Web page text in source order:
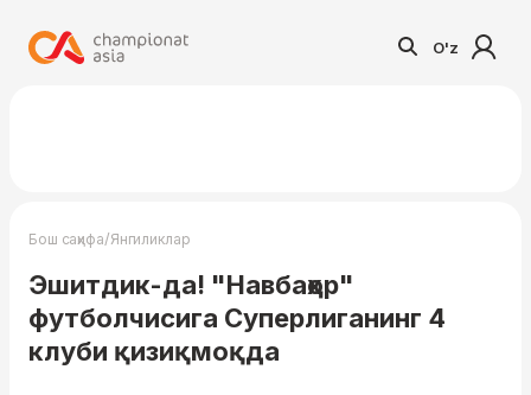
O'z
Бош саҳифа/Янгиликлар
Эшитдик-да! "Навбаҳор"
футболчисига Суперлиганинг 4
клуби қизиқмоқда